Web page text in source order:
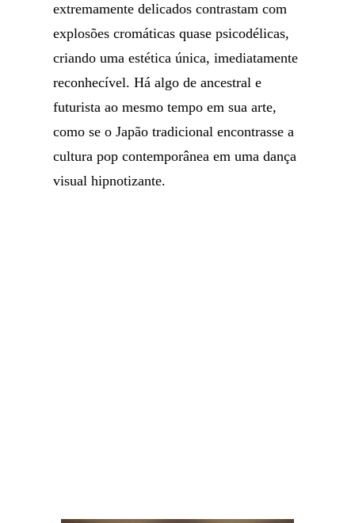
extremamente delicados contrastam com
explosões cromáticas quase psicodélicas,
criando uma estética única, imediatamente
reconhecível. Há algo de ancestral e
futurista ao mesmo tempo em sua arte,
como se o Japão tradicional encontrasse a
cultura pop contemporânea em uma dança
visual hipnotizante.